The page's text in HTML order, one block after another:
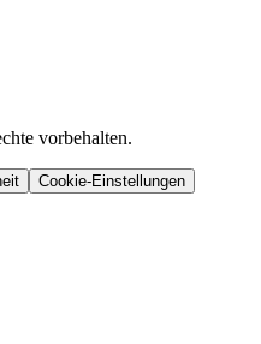
vorbehalten.
Cookie-Einstellungen